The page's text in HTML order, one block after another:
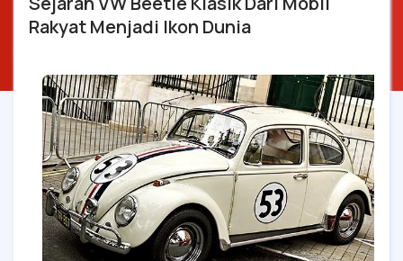
Rakyat Menjadi Ikon Dunia